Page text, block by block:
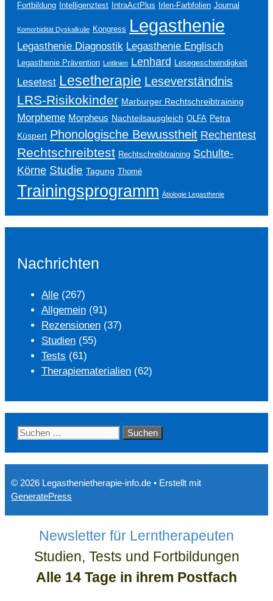
Fortbildung
Intelligenztest IntraActPlus Irlen-Farbfolien Journal
Komorbidität Dyskalkulie Kongress Legasthenie
Legasthenie Diagnostik Legasthenie Englisch
Legasthenie Prävention Leitlinien Lenhard Lesegeschwindigkeit
Lesetest Lesetherapie Leseverständnis
LRS-Risikokinder Marburger Rechtschreibtraining
Morpheme Morpheus Nachteilsausgleich OLFA Petra
Küspert Phonologische Bewusstheit Rechentest
Rechtschreibtest Rechtschreibtraining Schulte-
Körne Studie Tagung Thomé
Trainingsprogramm Ätiologie Legasthenie
Nachrichten
Alle (267)
Allgemein (91)
Rezensionen (37)
Studien (55)
Tests (61)
Therapiematerialien (62)
Suchen
© 2026 Legasthenietherapie-info.de • Erstellt mit
GeneratePress
Newsletter für Lerntherapeuten
Studien, Tests und Fortbildungen
Alle 14 Tage in ihrem Postfach